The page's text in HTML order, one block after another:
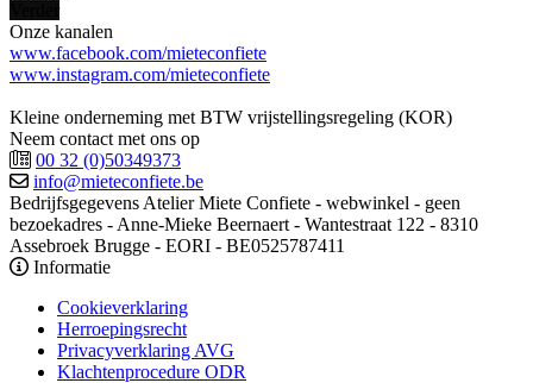
Onze kanalen
www.facebook.com/mieteconfiete
www.instagram.com/mieteconfiete
Kleine onderneming met BTW vrijstellingsregeling (KOR)
Neem contact met ons op
00 32 (0)50349373
info@mieteconfiete.be
Bedrijfsgegevens Atelier Miete Confiete - webwinkel - geen
bezoekadres - Anne-Mieke Beernaert - Wantestraat 122 - 8310
Assebroek Brugge - EORI - BE0525787411
Informatie
Cookieverklaring
Herroepingsrecht
Privacyverklaring AVG
Klachtenprocedure ODR